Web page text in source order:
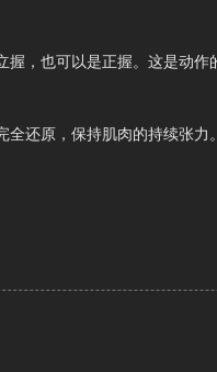
，也可以是正握。这是动作
还原，保持肌肉的持续张力。